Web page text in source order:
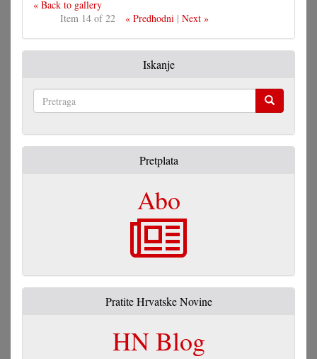
« Back to gallery
Item 14 of 22
« Predhodni| Next »
Iskanje
Pretplata
Abo
Pratite Hrvatske Novine
HN Blog